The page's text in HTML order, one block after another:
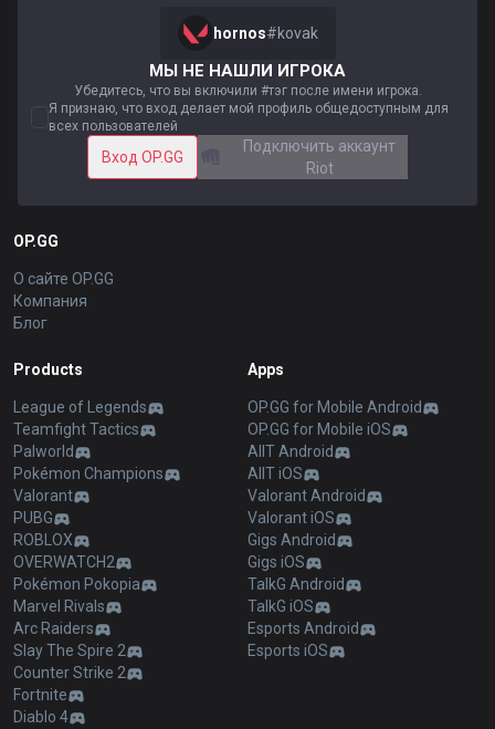
hornos#kovak
МЫ НЕ НАШЛИ ИГРОКА
Убедитесь, что вы включили #тэг после имени игрока.
Я признаю, что вход делает мой профиль общедоступным для
всех пользователей
Вход OP.GG
Подключить аккаунт
Riot
OP.GG
О сайте OP.GG
Компания
Блог
Products
League of Legends
Teamfight Tactics
Palworld
Pokémon Champions
Valorant
PUBG
ROBLOX
OVERWATCH2
Pokémon Pokopia
Marvel Rivals
Arc Raiders
Slay The Spire 2
Counter Strike 2
Fortnite
Diablo 4
Apps
OP.GG for Mobile Android
OP.GG for Mobile iOS
AllT Android
AllT iOS
Valorant Android
Valorant iOS
Gigs Android
Gigs iOS
TalkG Android
TalkG iOS
Esports Android
Esports iOS